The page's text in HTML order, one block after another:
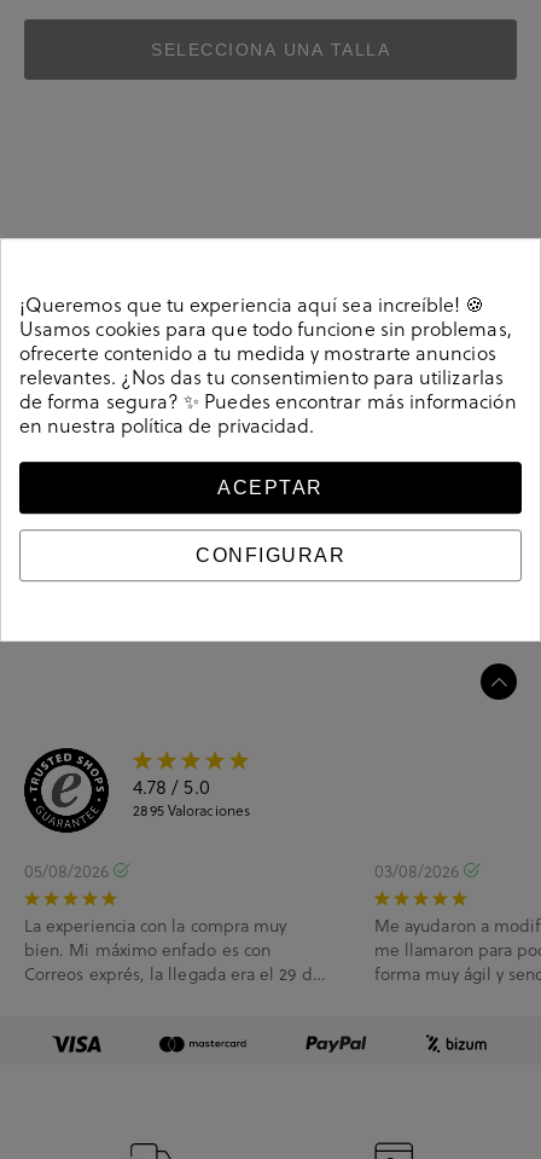
SELECCIONA UNA TALLA
Zapatos planos bloom&you RITA en serraje taupe.
Altura plataforma 3cm. Sin cierre, slip on. La plantilla no
es extraible. Hecho en España.
Referencia207694
Ciudados y limpieza
4.78 / 5.0
2895Valoraciones
05/08/2026
La experiencia con la compra muy
bien. Mi máximo enfado es con
Correos exprés, la llegada era el 29 de
03/08/2026
Me ayudaron a
me llamaron para
forma muy ágil y
¡Queremos que tu experiencia aquí sea increíble! 🍪
Usamos cookies para que todo funcione sin problemas,
ofrecerte contenido a tu medida y mostrarte anuncios
relevantes. ¿Nos das tu consentimiento para utilizarlas
de forma segura? ✨ Puedes encontrar más información
en nuestra política de privacidad.
ACEPTAR
CONFIGURAR